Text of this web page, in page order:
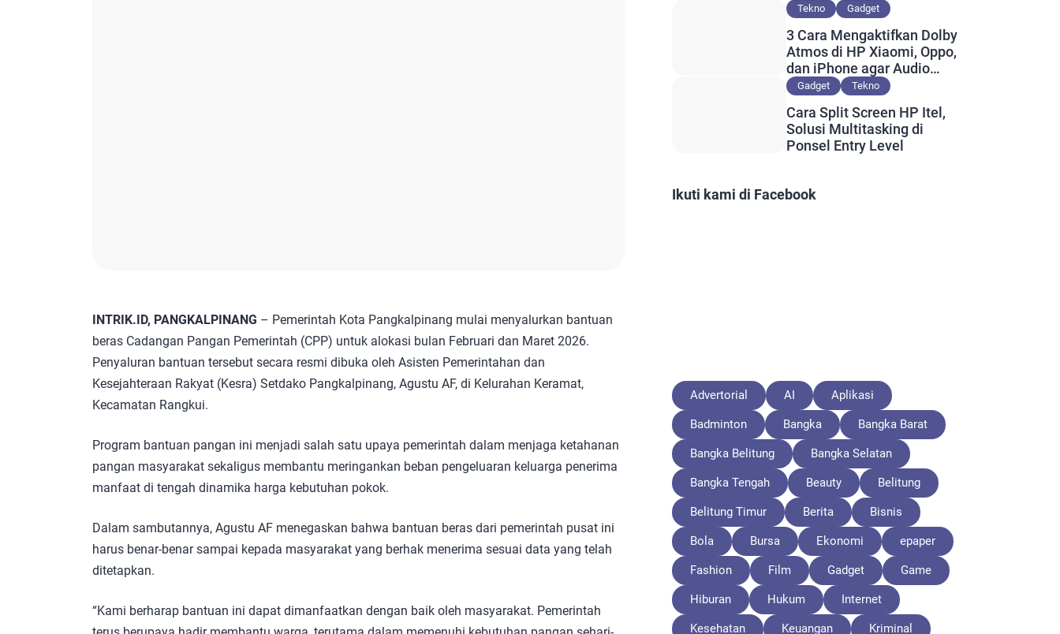
INTRIK.ID, PANGKALPINANG – Pemerintah Kota Pangkalpinang mulai menyalurkan bantuan
beras Cadangan Pangan Pemerintah (CPP) untuk alokasi bulan Februari dan Maret 2026.
Penyaluran bantuan tersebut secara resmi dibuka oleh Asisten Pemerintahan dan
Kesejahteraan Rakyat (Kesra) Setdako Pangkalpinang, Agustu AF, di Kelurahan Keramat,
Kecamatan Rangkui.
Program bantuan pangan ini menjadi salah satu upaya pemerintah dalam menjaga ketahanan
pangan masyarakat sekaligus membantu meringankan beban pengeluaran keluarga penerima
manfaat di tengah dinamika harga kebutuhan pokok.
Dalam sambutannya, Agustu AF menegaskan bahwa bantuan beras dari pemerintah pusat ini
harus benar-benar sampai kepada masyarakat yang berhak menerima sesuai data yang telah
ditetapkan.
“Kami berharap bantuan ini dapat dimanfaatkan dengan baik oleh masyarakat. Pemerintah
Tekno Gadget
3 Cara Mengaktifkan Dolby
Atmos di HP Xiaomi, Oppo,
dan iPhone agar Audio
Lebih Maksimal
Gadget Tekno
Cara Split Screen HP Itel,
Solusi Multitasking di
Ponsel Entry Level
Ikuti kami di Facebook
Advertorial AI Aplikasi
Badminton Bangka Bangka Barat
Bangka Belitung Bangka Selatan
Bangka Tengah Beauty Belitung
Belitung Timur Berita Bisnis
Bola Bursa Ekonomi epaper
Fashion Film Gadget Game
Hiburan Hukum Internet
Kesehatan Keuangan Kriminal